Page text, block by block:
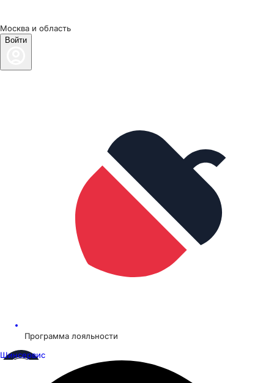
Москва и область
Войти
Программа лояльности
Шинсервис